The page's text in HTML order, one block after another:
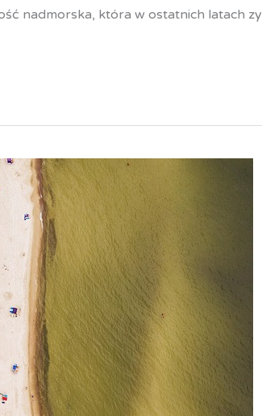
nadmorska, która w ostatnich latach